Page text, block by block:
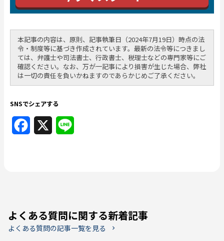
本記事の内容は、原則、記事執筆日（2024年7月19日）時点の法
令・制度等に基づき作成されています。最新の法令等につきまし
ては、弁護士や司法書士、行政書士、税理士などの専門家等にご
確認ください。なお、万が一記事により損害が生じた場合、弊社
は一切の責任を負いかねますのであらかじめご了承ください。
SNSでシェアする
Facebook
よくある質問に関する新着記事
よくある質問の記事一覧を見る chevron_right